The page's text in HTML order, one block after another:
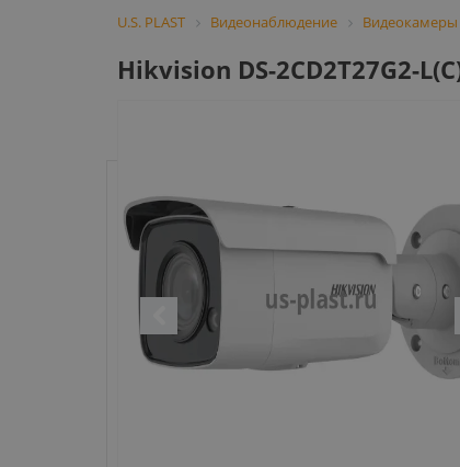
U.S. PLAST Видеонаблюдение Видеокамеры
Hikvision DS-2CD2T27G2-